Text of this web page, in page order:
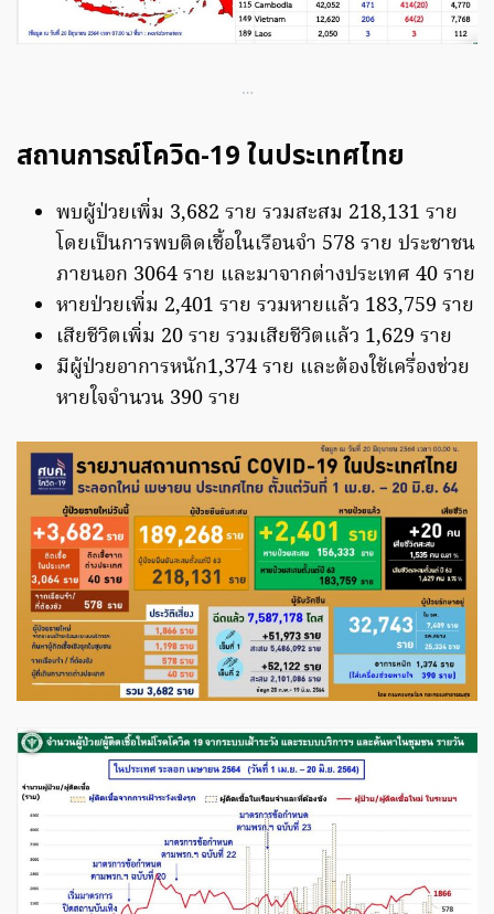
…
สถานการณ์โควิด-19 ในประเทศไทย
พบผู้ป่วยเพิ่ม 3,682 ราย รวมสะสม 218,131 ราย
โดยเป็นการพบติดเชื้อในเรือนจำ 578 ราย ประชาชน
ภายนอก 3064 ราย และมาจากต่างประเทศ 40 ราย
หายป่วยเพิ่ม 2,401 ราย รวมหายแล้ว 183,759 ราย
เสียชีวิตเพิ่ม 20 ราย รวมเสียชีวิตแล้ว 1,629 ราย
มีผู้ป่วยอาการหนัก1,374 ราย และต้องใช้เครื่องช่วย
หายใจจำนวน 390 ราย